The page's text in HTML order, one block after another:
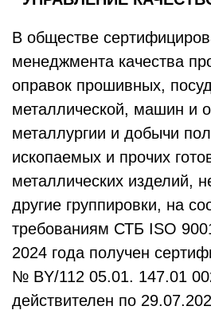
В обществе
менеджмента качества
оправок прошивных,
металлической, машин и
металлургии и добычи
ископаемых и прочих
металлических изделий,
другие группировки, на
требованиям СТБ ISO
2024 года получен
№ ВY/112 05.01. 147.01
действителен по